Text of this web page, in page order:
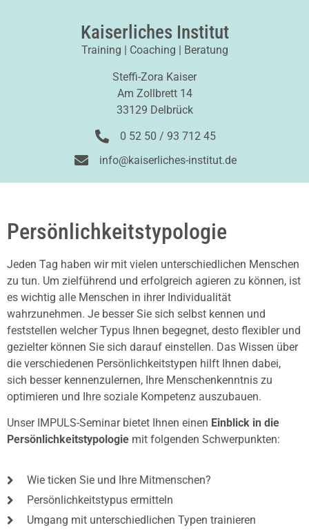
Kaiserliches Institut
Training | Coaching | Beratung
Steffi-Zora Kaiser
Am Zollbrett 14
33129 Delbrück
0 52 50 / 93 712 45
info@kaiserliches-institut.de
Persönlichkeitstypologie
Jeden Tag haben wir mit vielen unterschiedlichen Menschen
zu tun. Um zielführend und erfolgreich agieren zu können, ist
es wichtig alle Menschen in ihrer Individualität
wahrzunehmen. Je besser Sie sich selbst kennen und
feststellen welcher Typus Ihnen begegnet, desto flexibler und
gezielter können Sie sich darauf einstellen. Das Wissen über
die verschiedenen Persönlichkeitstypen hilft Ihnen dabei,
sich besser kennenzulernen, Ihre Menschenkenntnis zu
optimieren und Ihre soziale Kompetenz auszubauen.
Unser IMPULS-Seminar bietet Ihnen einen Einblick in die
Persönlichkeitstypologie mit folgenden Schwerpunkten:
Wie ticken Sie und Ihre Mitmenschen?
Persönlichkeitstypus ermitteln
Umgang mit unterschiedlichen Typen trainieren